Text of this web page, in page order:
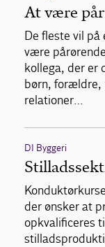
At være
De fleste vil
være
kollega, der er
børn, forældre,
relationer…
DI Byggeri
der ønsker at
opkvalificeres